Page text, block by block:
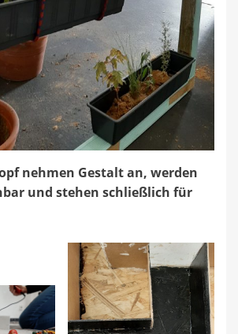
nehmen Gestalt an, werden
und stehen schließlich für